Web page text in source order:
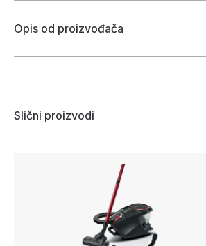
Opis od proizvođača
Slični proizvodi